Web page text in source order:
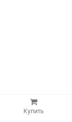
Купить